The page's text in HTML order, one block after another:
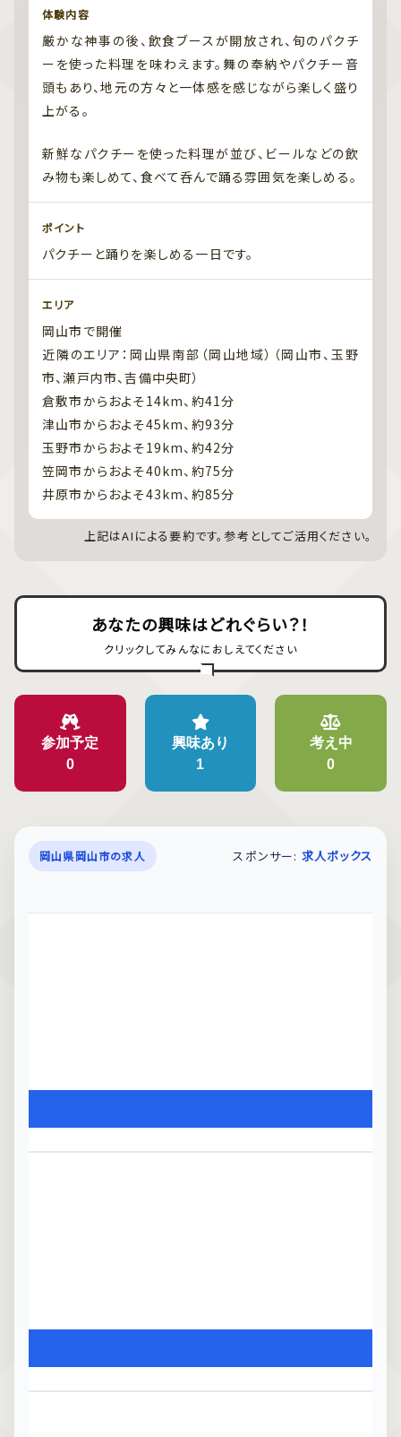
体験内容
厳かな神事の後、飲食ブースが開放され、旬のパクチ
ーを使った料理を味わえます。舞の奉納やパクチー音
頭もあり、地元の方々と一体感を感じながら楽しく盛り
上がる。
新鮮なパクチーを使った料理が並び、ビールなどの飲
み物も楽しめて、食べて呑んで踊る雰囲気を楽しめる。
ポイント
パクチーと踊りを楽しめる一日です。
エリア
岡山市で開催
近隣のエリア：岡山県南部（岡山地域）（岡山市、玉野
市、瀬戸内市、吉備中央町）
倉敷市からおよそ14km、約41分
津山市からおよそ45km、約93分
玉野市からおよそ19km、約42分
笠岡市からおよそ40km、約75分
井原市からおよそ43km、約85分
上記はAIによる要約です。参考としてご活用ください。
あなたの興味はどれぐらい？！
クリックしてみんなにおしえてください
参加予定
0
興味あり
1
考え中
0
岡山県岡山市の求人 スポンサー: 求人ボックス